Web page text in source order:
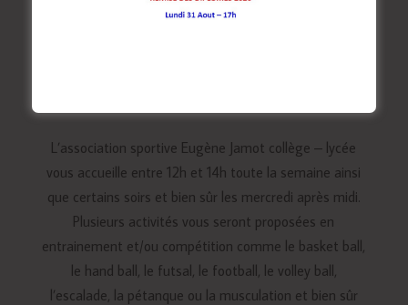
L’association sportive Eugène Jamot collège – lycée
vous accueille entre 12h et 14h toute la semaine ainsi
que certains soirs et bien sûr les mercredi après midi.
Plusieurs activités vous seront proposées en
entrainement et/ou compétition comme le basket ball,
le hand ball, le futsal, le football, le volley ball,
l’escalade, la pétanque ou la musculation et bien sûr